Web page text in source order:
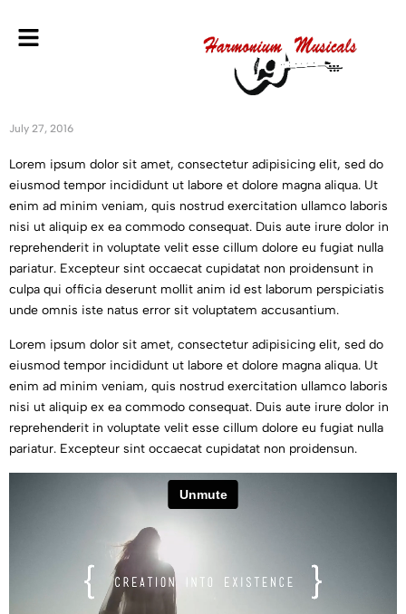
July 27, 2016
Lorem ipsum dolor sit amet, consectetur adipisicing elit, sed do
eiusmod tempor incididunt ut labore et dolore magna aliqua. Ut
enim ad minim veniam, quis nostrud exercitation ullamco laboris
nisi ut aliquip ex ea commodo consequat. Duis aute irure dolor in
reprehenderit in voluptate velit esse cillum dolore eu fugiat nulla
pariatur. Excepteur sint occaecat cupidatat non proidensunt in
culpa qui officia deserunt mollit anim id est laborum perspiciatis
unde omnis iste natus error sit voluptatem accusantium.
Lorem ipsum dolor sit amet, consectetur adipisicing elit, sed do
eiusmod tempor incididunt ut labore et dolore magna aliqua. Ut
enim ad minim veniam, quis nostrud exercitation ullamco laboris
nisi ut aliquip ex ea commodo consequat. Duis aute irure dolor in
reprehenderit in voluptate velit esse cillum dolore eu fugiat nulla
pariatur. Excepteur sint occaecat cupidatat non proidensun.